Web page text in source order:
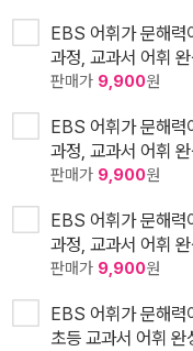
EBS 어휘가 문해
과정, 교과서 어휘
판매가 9,900원
EBS 어휘가 문해
과정, 교과서 어휘
판매가 9,900원
EBS 어휘가 문해
과정, 교과서 어휘
판매가 9,900원
EBS 어휘가 문해력
초등 교과서 어휘 완